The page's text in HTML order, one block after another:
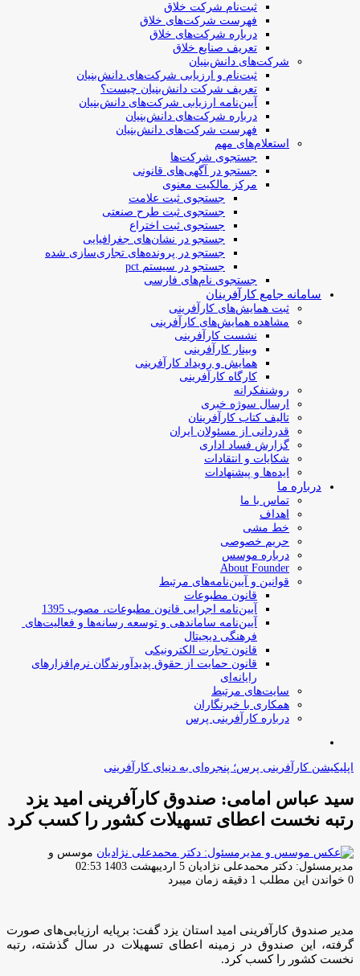
ثبت‌نام شرکت خلاق
فهرست شرکت‌های خلاق
درباره شرکت‌های خلاق
تعریف صنایع خلاق
شرکت‌های دانش‌بنیان
ثبت‌نام و ارزیابی شرکت‌های دانش‌بنیان
تعریف شرکت دانش‌بنیان چیست؟
آیین‌نامه ارزیابی شرکت‌های دانش‌بنیان
درباره شرکت‌های دانش‌بنیان
فهرست شرکت‌های دانش‌بنیان
استعلام‌های مهم
جستجوی شرکت‌ها
جستجو در آگهی‌های قانونی
مرکز مالکیت معنوی
جستجوی ثبت علامت
جستجوی ثبت طرح صنعتی
جستجوی ثبت اختراع
جستجو در نشان‌های جغرافیایی
جستجو در پرونده‌های تجاری‌سازی شده
جستجو در سیستم pct
جستجوی نام‌های فارسی
سامانه جامع کارآفرینان
ثبت همایش‌های کارآفرینی
مشاهده همایش‌های کارآفرینی
نشست کارآفرینی
وبینار کارآفرینی
همایش و رویداد کارآفرینی
کارگاه کارآفرینی
روشنفکرانه
ارسال سوژه‌ خبری
تالیف کتاب کارآفرینان
قدردانی از مسئولان ایران
گزارش فساد اداری
شکایات و انتقادات
ایده‌ها و پیشنهادات
درباره ما
تماس با ما
اهداف
خط مشی
حریم خصوصی
درباره موسس
About Founder
قوانین و آیین‌نامه‌های مرتبط
‌قانون مطبوعات
آیین‌نامه اجرایی قانون مطبوعات، مصوب 1395
آیین‌نامه سامان­دهی و توسعه رسانه­‌ها و فعالیت‌­های
فرهنگی دیجیتال
قانون تجارت الکترونیکی
قانون حمایت از حقوق پدیدآورندگان نرم‌افزارهای
رایانه‌ای
سایت‌های مرتبط
همکاری با خبرنگاران
درباره کارآفرینی پرس
اپلیکیشن کارآفرینی پرس؛ پنجره‌ای به دنیای کارآفرینی
سید عباس امامی: صندوق کارآفرینی امید یزد
رتبه نخست اعطای تسهیلات کشور را کسب کرد
موسس و
مدیرمسئول: دکتر محمدعلی نژادیان ارسال
ایمیل
5 اردیبهشت 1403 02:53
0 خواندن این مطلب 1 دقیقه زمان میبرد
مدیر صندوق کارآفرینی امید استان یزد گفت: برپایه ارزیابی‌های صورت
گرفته، این صندوق در زمینه اعطای تسهیلات در سال گذشته، رتبه
نخست کشور را کسب کرد.